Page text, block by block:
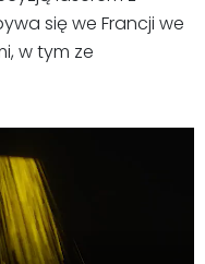
się we Francji we
w tym ze